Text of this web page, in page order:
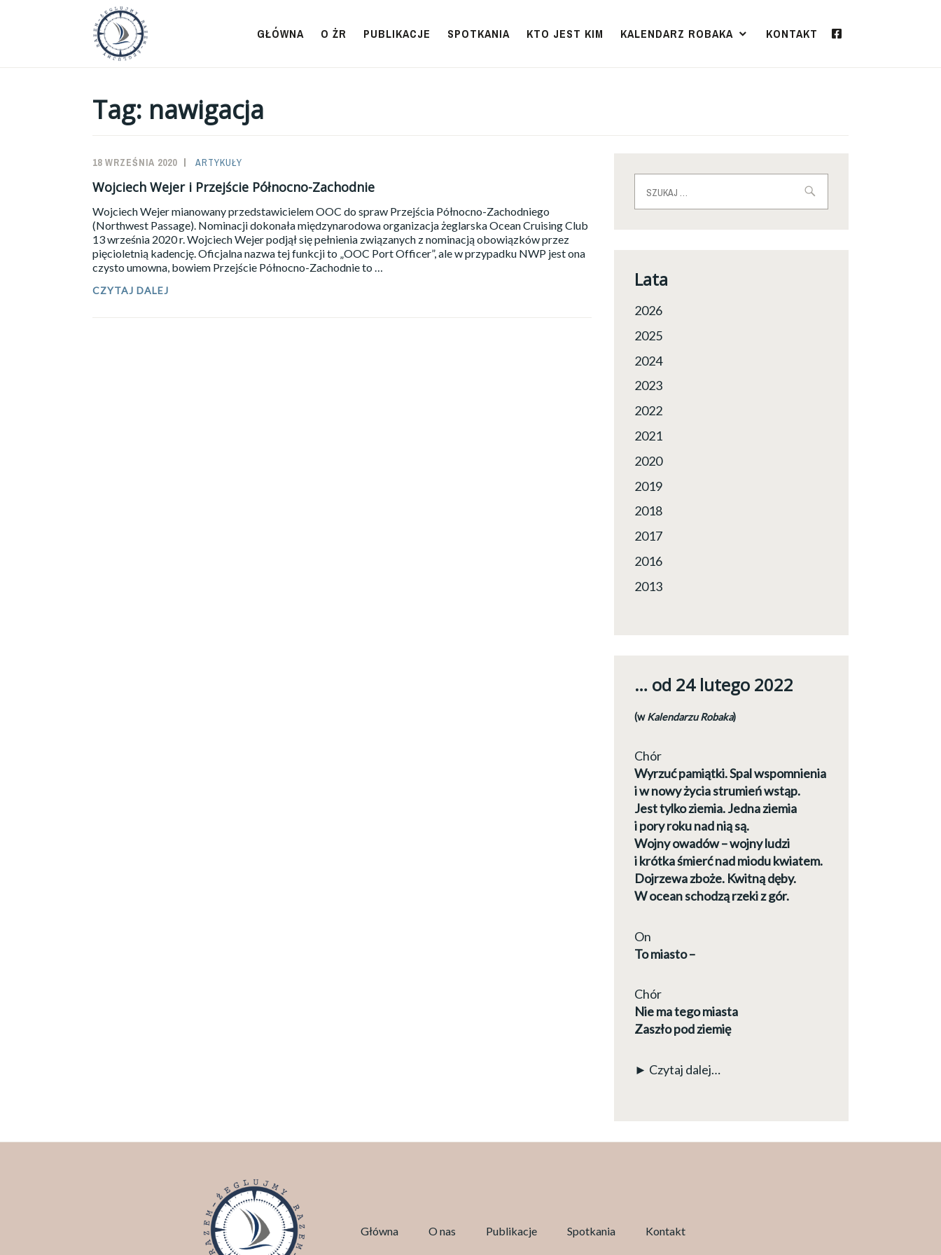
GŁÓWNA O ŻR PUBLIKACJE SPOTKANIA KTO JEST KIM KALENDARZ ROBAKA KONTAKT
Tag: nawigacja
18 WRZEŚNIA 2020
SAILOR-
ADMIN
ARTYKUŁY
Wojciech Wejer i Przejście Północno-Zachodnie
Wojciech Wejer mianowany przedstawicielem OOC do spraw Przejścia Północno-Zachodniego
(Northwest Passage). Nominacji dokonała międzynarodowa organizacja żeglarska Ocean Cruising Club
13 września 2020 r. Wojciech Wejer podjął się pełnienia związanych z nominacją obowiązków przez
pięcioletnią kadencję. Oficjalna nazwa tej funkcji to „OOC Port Officer”, ale w przypadku NWP jest ona
czysto umowna, bowiem Przejście Północno-Zachodnie to …
CZYTAJ DALEJ Lata
2026
2025
2024
2023
2022
2021
2020
2019
2018
2017
2016
2013
… od 24 lutego 2022
(wKalendarzu Robaka)
Chór
Wyrzuć pamiątki. Spal wspomnienia
i w nowy życia strumień wstąp.
Jest tylko ziemia. Jedna ziemia
i pory roku nad nią są.
Wojny owadów – wojny ludzi
i krótka śmierć nad miodu kwiatem.
Dojrzewa zboże. Kwitną dęby.
W ocean schodzą rzeki z gór.
On
To miasto –
Chór
Nie ma tego miasta
Zaszło pod ziemię
► Czytaj dalej…
Główna O nas Publikacje Spotkania Kontakt